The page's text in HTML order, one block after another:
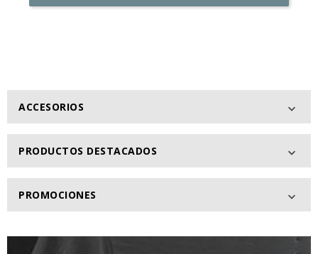
ACCESORIOS 
PRODUCTOS DESTACADOS 
PROMOCIONES 